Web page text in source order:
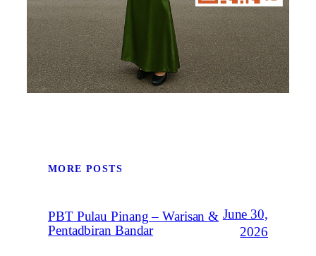
MORE POSTS
PBT Pulau Pinang – Warisan &
Pentadbiran Bandar
June 30,
2026